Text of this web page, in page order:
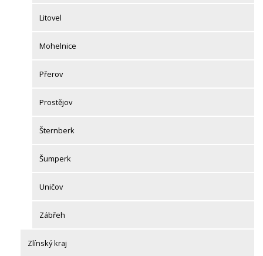
Litovel
Mohelnice
Přerov
Prostějov
Šternberk
Šumperk
Uničov
Zábřeh
Zlínský kraj